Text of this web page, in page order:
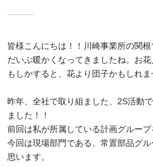
皆様こんにちは！！川崎事業所の関根
だいぶ暖かくなってきましたね。お
もしかすると、花より団子かもしれ
昨年、全社で取り組ました、2S活動
ました！！
前回は私が所属している計画グループ
今回は現場部門である、常置部品グ
思います。